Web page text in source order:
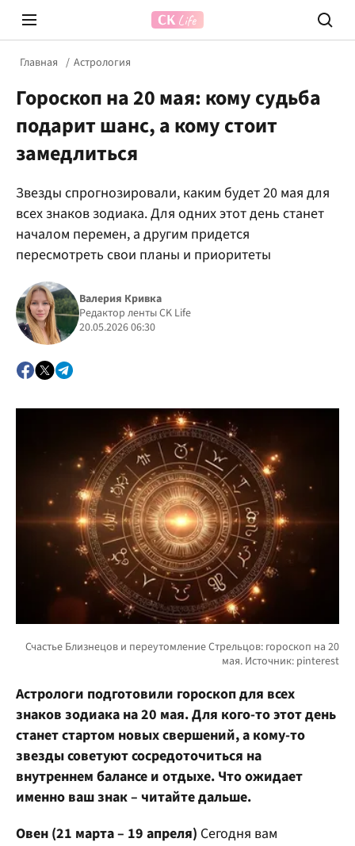
Prosecco Time
Главная Астрология
Гороскоп на 20 мая: кому судьба
подарит шанс, а кому стоит
замедлиться
Звезды спрогнозировали, каким будет 20 мая для
всех знаков зодиака. Для одних этот день станет
началом перемен, а другим придется
пересмотреть свои планы и приоритеты
Валерия Кривка
Редактор ленты CK Life
20.05.2026 06:30
Астрологи подготовили гороскоп для всех
знаков зодиака на 20 мая. Для кого-то этот день
станет стартом новых свершений, а кому-то
звезды советуют сосредоточиться на
внутреннем балансе и отдыхе. Что ожидает
именно ваш знак – читайте дальше.
Овен (21 марта – 19 апреля) Сегодня вам